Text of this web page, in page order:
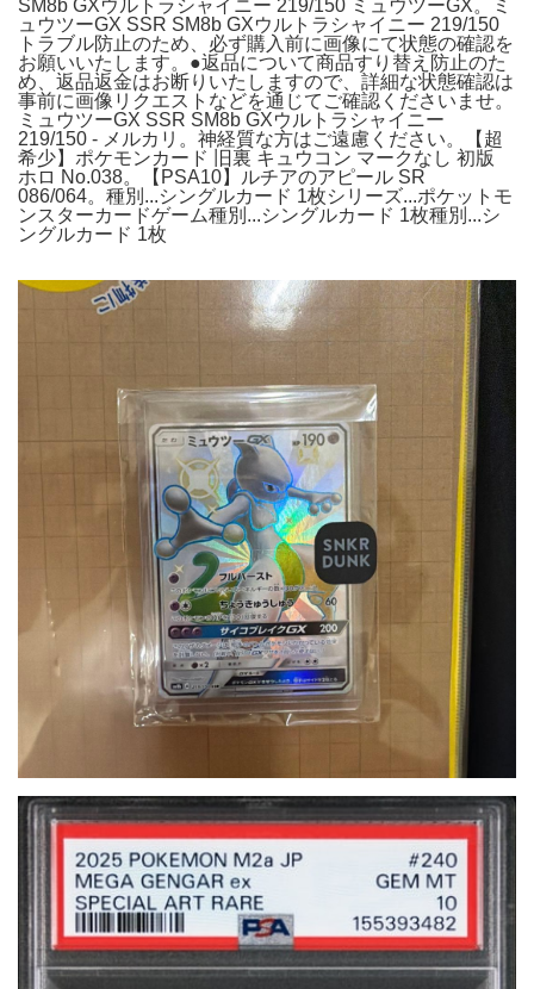
SM8b GXウルトラシャイニー 219/150 ミュウツーGX。ミ
ュウツーGX SSR SM8b GXウルトラシャイニー 219/150
トラブル防止のため、必ず購入前に画像にて状態の確認を
お願いいたします。●返品について商品すり替え防止のた
め、返品返金はお断りいたしますので、詳細な状態確認は
事前に画像リクエストなどを通じてご確認くださいませ。
ミュウツーGX SSR SM8b GXウルトラシャイニー
219/150 - メルカリ。神経質な方はご遠慮ください。【超
希少】ポケモンカード 旧裏 キュウコン マークなし 初版
ホロ No.038。【PSA10】ルチアのアピール SR
086/064。種別...シングルカード 1枚シリーズ...ポケットモ
ンスターカードゲーム種別...シングルカード 1枚種別...シ
ングルカード 1枚